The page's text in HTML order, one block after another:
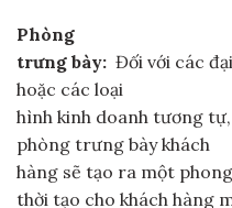
Phòng
trưng bày: Đối với các
hoặc các loại
hình kinh doanh tương
phòng trưng bày khách
hàng sẽ tạo ra một
thời tạo cho khách hàng